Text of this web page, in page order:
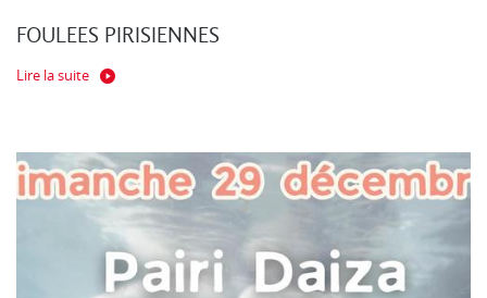
FOULEES PIRISIENNES
Lire la suite